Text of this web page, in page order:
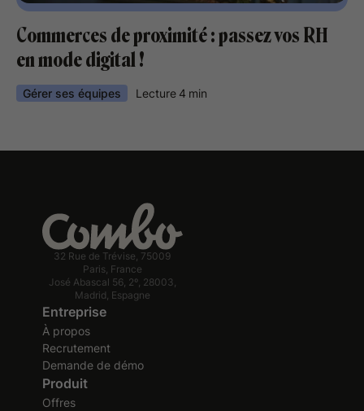
Commerces de proximité : passez vos RH
en mode digital !
Gérer ses équipes Lecture 4 min
32 Rue de Trévise, 75009
Paris, France
José Abascal 56, 2º, 28003,
Madrid, Espagne
Entreprise
À propos
Recrutement
Demande de démo
Produit
Offres